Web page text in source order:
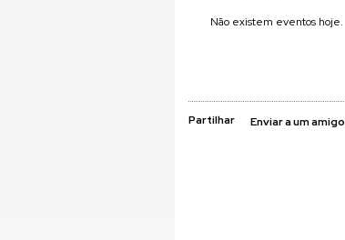
Não existem eventos hoje.
Partilhar Enviar a um amigo